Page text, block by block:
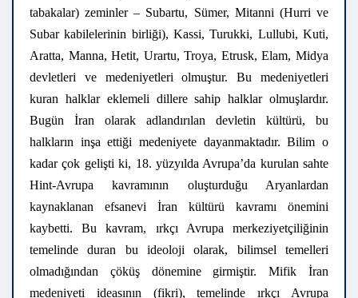
tabakalar) zeminler – Subartu, Sümer, Mitanni (Hurri ve
Subar kabilelerinin birliği), Kassi, Turukki, Lullubi, Kuti,
Aratta, Manna, Hetit, Urartu, Troya, Etrusk, Elam, Midya
devletleri ve medeniyetleri olmuştur. Bu medeniyetleri
kuran halklar eklemeli dillere sahip halklar olmuşlardır.
Bugün İran olarak adlandırılan devletin kültürü, bu
halkların inşa ettiği medeniyete dayanmaktadır. Bilim o
kadar çok gelişti ki, 18. yüzyılda Avrupa’da kurulan sahte
Hint-Avrupa kavramının oluşturduğu Aryanlardan
kaynaklanan efsanevi İran kültürü kavramı önemini
kaybetti. Bu kavram, ırkçı Avrupa merkeziyetçiliğinin
temelinde duran bu ideoloji olarak, bilimsel temelleri
olmadığından çöküş dönemine girmiştir. Mifik İran
medeniyeti ideasının (fikri), temelinde ırkçı Avrupa